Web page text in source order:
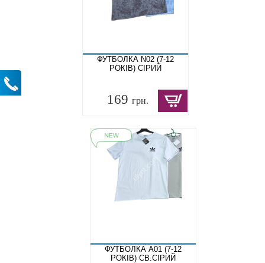
ФУТБОЛКА N02 (7-12
РОКІВ) СІРИЙ
169 грн.
ФУТБОЛКА A01 (7-12
РОКІВ) СВ.СІРИЙ